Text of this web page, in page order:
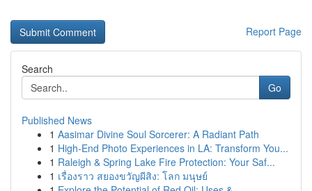
Report Page
Search
Go
Published News
1 Aasimar Divine Soul Sorcerer: A Radiant Path
1 High-End Photo Experiences in LA: Transform You...
1 Raleigh & Spring Lake Fire Protection: Your Saf...
1 เรื่องราว สยองขวัญผีสิง: โลก มนุษย์